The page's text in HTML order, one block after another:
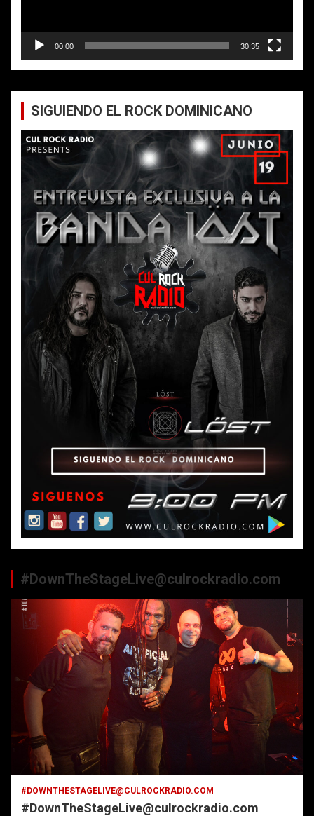
00:00 30:35
SIGUIENDO EL ROCK DOMINICANO
#DownTheStageLive@culrockradio.com
#DOWNTHESTAGELIVE@CULROCKRADIO.COM
#DownTheStageLive@culrockradio.com